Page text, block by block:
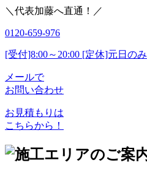
＼代表加藤へ直通！／
0120-659-976
[受付]8:00～20:00 [定休]元日のみ
メールで
お問い合わせ
お見積もりは
こちらから！